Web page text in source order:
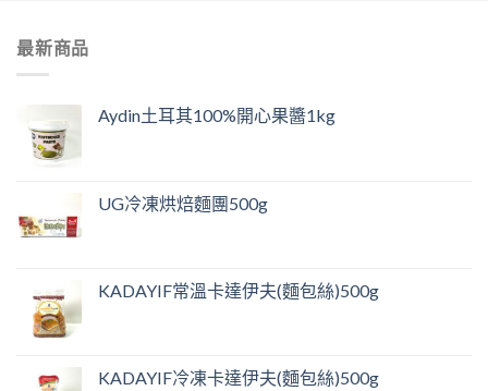
最新商品
Aydin土耳其100%開心果醬1kg
UG冷凍烘焙麵團500g
KADAYIF常溫卡達伊夫(麵包絲)500g
KADAYIF冷凍卡達伊夫(麵包絲)500g